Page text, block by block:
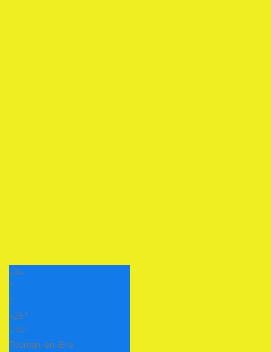
+24
°
C
+26°
+14°
Tournan-en-Brie